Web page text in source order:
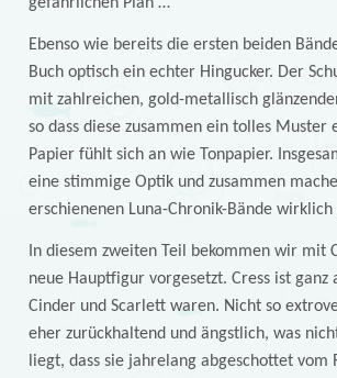
gefährlichen Plan …
Ebenso wie bereits die ersten beiden
Buch optisch ein echter Hingucker. Der
mit zahlreichen, gold-metallisch
so dass diese zusammen ein tolles Muster
Papier fühlt sich an wie Tonpapier.
eine stimmige Optik und zusammen
erschienenen Luna-Chronik-Bände
In diesem zweiten Teil bekommen wir mit
neue Hauptfigur vorgesetzt. Cress ist ganz
Cinder und Scarlett waren. Nicht so
eher zurückhaltend und ängstlich, was
liegt, dass sie jahrelang abgeschottet vom